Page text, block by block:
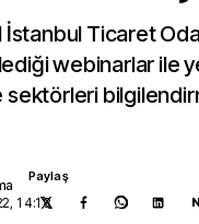
İstanbul Ticaret
webinarlar ile
sektörleri
14:18
Paylaş
N